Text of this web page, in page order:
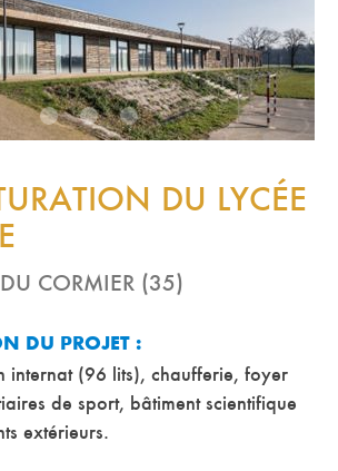
DU LYCÉE
CORMIER (35)
DU PROJET :
internat (96 lits), chaufferie, foyer
de sport, bâtiment scientifique
extérieurs.
1 2 3